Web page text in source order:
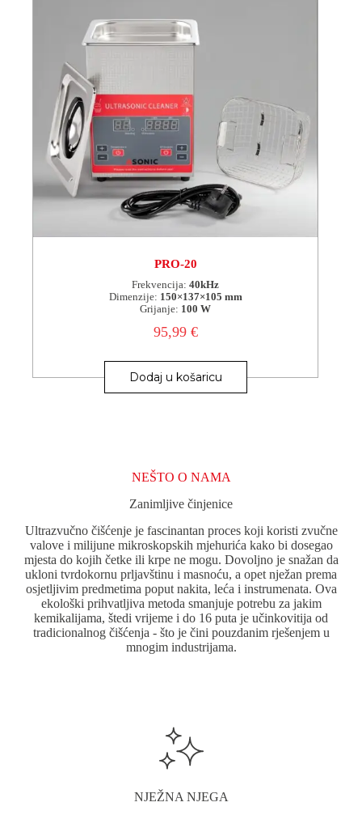
PRO-20
Frekvencija: 40kHz
Dimenzije: 150×137×105 mm
Grijanje: 100 W
95,99 €
Dodaj u košaricu
NEŠTO O NAMA
Zanimljive činjenice
Ultrazvučno čišćenje je fascinantan proces koji koristi zvučne
valove i milijune mikroskopskih mjehurića kako bi dosegao
mjesta do kojih četke ili krpe ne mogu. Dovoljno je snažan da
ukloni tvrdokornu prljavštinu i masnoću, a opet nježan prema
osjetljivim predmetima poput nakita, leća i instrumenata. Ova
ekološki prihvatljiva metoda smanjuje potrebu za jakim
kemikalijama, štedi vrijeme i do 16 puta je učinkovitija od
tradicionalnog čišćenja - što je čini pouzdanim rješenjem u
mnogim industrijama.
NJEŽNA NJEGA